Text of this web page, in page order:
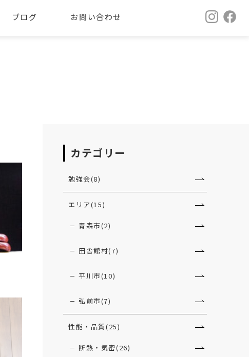
ブログ お問い合わせ
カテゴリー
勉強会(8)
エリア(15)
青森市(2)
田舎館村(7)
平川市(10)
弘前市(7)
性能・品質(25)
断熱・気密(26)